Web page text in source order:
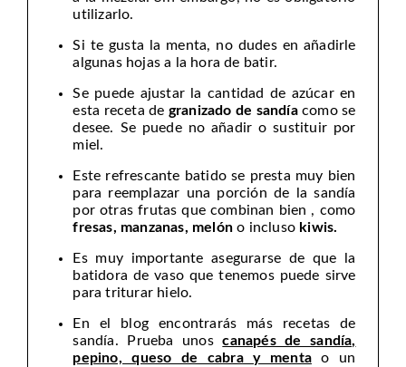
utilizarlo.
Si te gusta la menta, no dudes en añadirle
algunas hojas a la hora de batir.
Se puede ajustar la cantidad de azúcar en
esta receta de granizado de sandíacomo se
desee. Se puede no añadir o sustituir por
miel.
Este refrescante batido se presta muy bien
para reemplazar una porción de la sandía
por otras frutas que combinan bien , como
fresas, manzanas, melón o incluso kiwis.
Es muy importante asegurarse de que la
batidora de vaso que tenemos puede sirve
para triturar hielo.
En el blog encontrarás más recetas de
sandía. Prueba unoscanapés de sandía,
pepino, queso de cabra y mentao un